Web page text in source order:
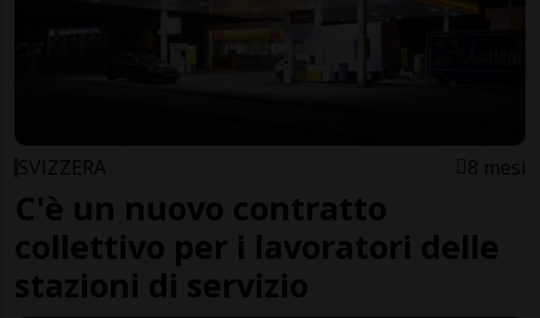
SVIZZERA 8 mesi
C'è un nuovo contratto
collettivo per i lavoratori delle
stazioni di servizio